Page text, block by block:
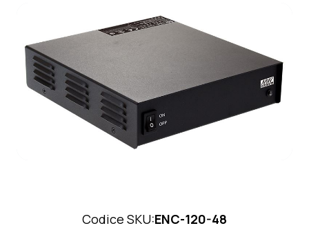
Codice SKU:ENC-120-48